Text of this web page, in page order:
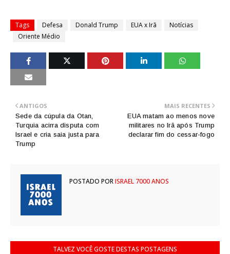
Tags Defesa Donald Trump EUA x Irã
Notícias
Oriente Médio
MAIS RECENTES
EUA matam ao menos nove
militares no Irã após Trump
declarar fim do cessar-fogo
ANTIGOS
Sede da cúpula da Otan,
Turquia acirra disputa com
Israel e cria saia justa para
Trump
POSTADO PORISRAEL 7000 ANOS
TALVEZ VOCÊ GOSTE DESTAS POSTAGENS